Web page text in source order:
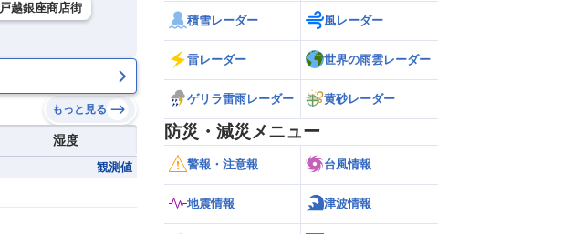
戸越銀座商店街
もっと見る
湿度
観測値
積雪レーダー 風レーダー
雷レーダー 世界の雨雲レーダー
ゲリラ雷雨レーダー 黄砂レーダー
防災・減災メニュー
警報・注意報 台風情報
地震情報 津波情報